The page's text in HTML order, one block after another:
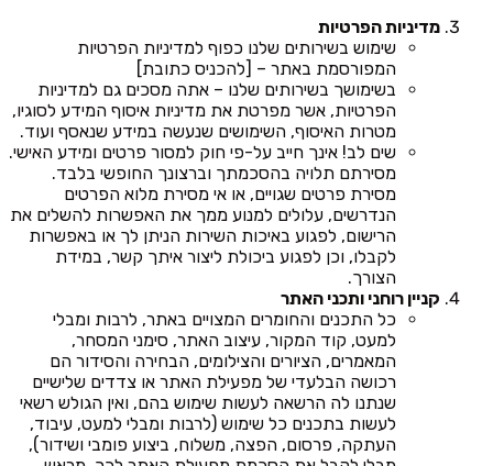
מדיניות הפרטיות
שימוש בשירותים שלנו כפוף למדיניות הפרטיות
המפורסמת באתר – [להכניס כתובת]
בשימושך בשירותים שלנו – אתה מסכים גם למדיניות
הפרטיות, אשר מפרטת את מדיניות איסוף המידע לסוגיו,
מטרות האיסוף, השימושים שנעשה במידע שנאסף ועוד.
שים לב! אינך חייב על-פי חוק למסור פרטים ומידע האישי.
מסירתם תלויה בהסכמתך וברצונך החופשי בלבד.
מסירת פרטים שגויים, או אי מסירת מלוא הפרטים
הנדרשים, עלולים למנוע ממך את האפשרות להשלים את
הרישום, לפגוע באיכות השירות הניתן לך או באפשרות
לקבלו, וכן לפגוע ביכולת ליצור איתך קשר, במידת
הצורך.
קניין רוחני ותכני האתר
כל התכנים והחומרים המצויים באתר, לרבות ומבלי
למעט, קוד המקור, עיצוב האתר, סימני המסחר,
המאמרים, הציורים והצילומים, הבחירה והסידור הם
רכושה הבלעדי של מפעילת האתר או צדדים שלישיים
שנתנו לה הרשאה לעשות שימוש בהם, ואין הגולש רשאי
לעשות בתכנים כל שימוש (לרבות ומבלי למעט, עיבוד,
העתקה, פרסום, הפצה, משלוח, ביצוע פומבי ושידור),